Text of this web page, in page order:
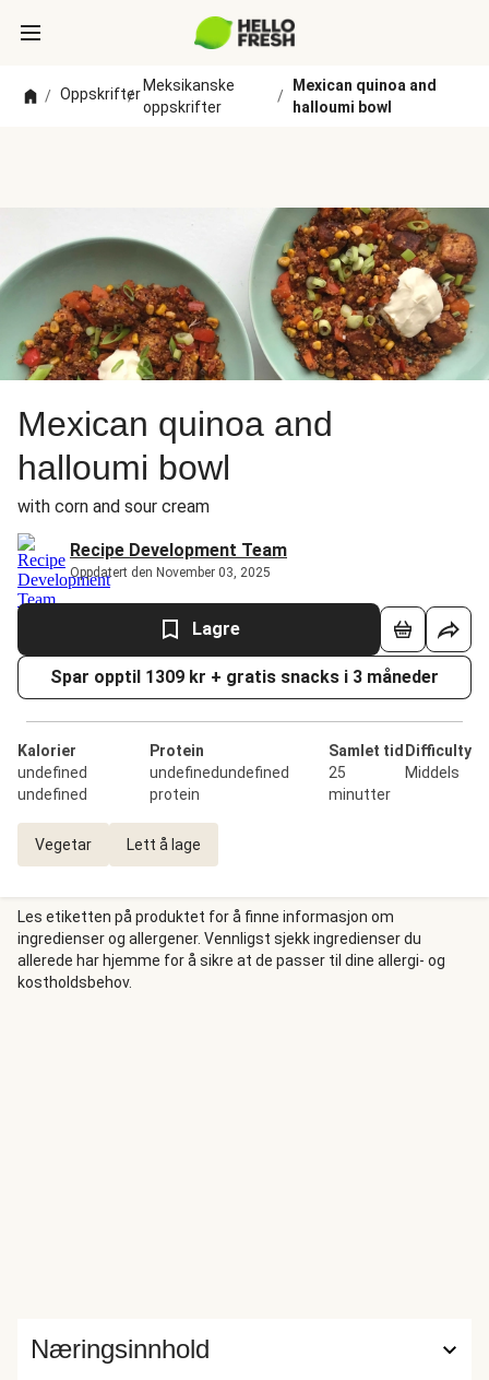
/ Oppskrifter
/
Meksikanske
oppskrifter
/
Mexican quinoa and
halloumi bowl
Mexican quinoa and
halloumi bowl
with corn and sour cream
Recipe Development Team
Oppdatert den November 03, 2025
Lagre
Spar opptil 1309 kr + gratis snacks i 3 måneder
Kalorier
undefined
undefined
Protein
undefinedundefined
protein
Samlet tid
25
minutter
Difficulty
Middels
Vegetar Lett å lage
Les etiketten på produktet for å finne informasjon om
ingredienser og allergener. Vennligst sjekk ingredienser du
allerede har hjemme for å sikre at de passer til dine allergi- og
kostholdsbehov.
Næringsinnhold